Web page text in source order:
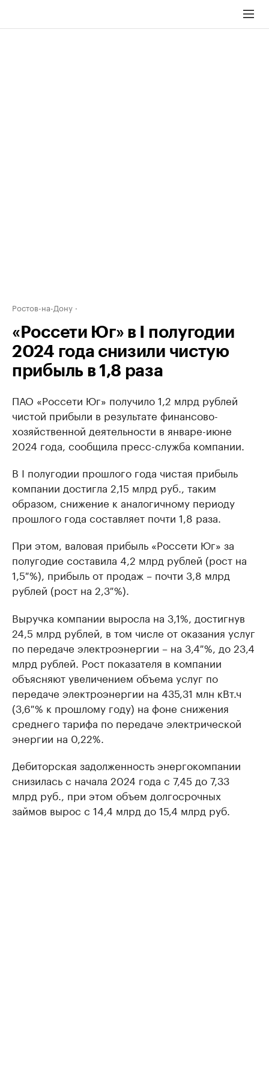
Ростов-на-Дону
«Россети Юг» в I полугодии
2024 года снизили чистую
прибыль в 1,8 раза
ПАО «Россети Юг» получило 1,2 млрд рублей
чистой прибыли в результате финансово-
хозяйственной деятельности в январе-июне
2024 года, сообщила пресс-служба компании.
В I полугодии прошлого года чистая прибыль
компании достигла 2,15 млрд руб., таким
образом, снижение к аналогичному периоду
прошлого года составляет почти 1,8 раза.
При этом, валовая прибыль «Россети Юг» за
полугодие составила 4,2 млрд рублей (рост на
1,5 %), прибыль от продаж – почти 3,8 млрд
рублей (рост на 2,3 %).
Выручка компании выросла на 3,1%, достигнув
24,5 млрд рублей, в том числе от оказания услуг
по передаче электроэнергии – на 3,4 %, до 23,4
млрд рублей. Рост показателя в компании
объясняют увеличением объема услуг по
передаче электроэнергии на 435,31 млн кВт.ч
(3,6 % к прошлому году) на фоне снижения
среднего тарифа по передаче электрической
энергии на 0,22%.
Дебиторская задолженность энергокомпании
снизилась с начала 2024 года с 7,45 до 7,33
млрд руб., при этом объем долгосрочных
займов вырос с 14,4 млрд до 15,4 млрд руб.